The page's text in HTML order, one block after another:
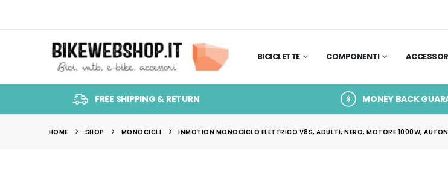
BICICLETTE COMPONENTI
FREE SHIPPING & RETURN MONEY BACK
HOME SHOP MONOCICLI INMOTION MONOCICLO ELETTRICO V8S, ADULTI, NERO, MOTORE 1000W,